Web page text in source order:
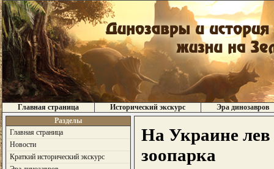
Главная страница Исторический экскурс
Эра динозавров
Разделы
Главная страница
Новости
Краткий исторический экскурс
На Украине лев
зоопарка